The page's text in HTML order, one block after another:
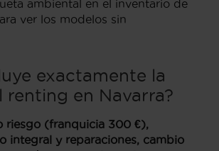
ambiental en el inventario de
ver los modelos sin
exactamente la
renting en Navarra?
riesgo (franquicia 300 €),
integral y reparaciones, cambio